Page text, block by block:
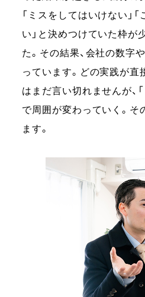
「ミスをしてはいけない」
い」と決めつけていた枠が
た。その結果、会社の数字
っています。どの実践が
はまだ言い切れませんが、
で周囲が変わっていく。そ
ます。